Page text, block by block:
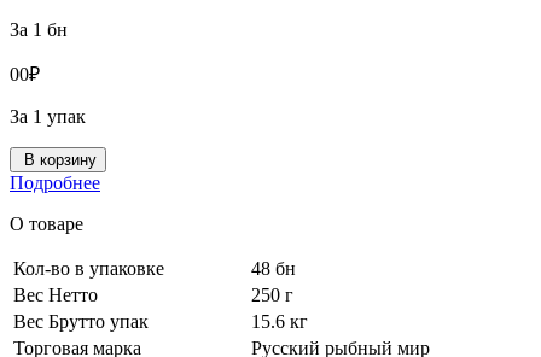
За 1 бн
00₽
За 1 упак
В корзину
Подробнее
О товаре
Кол-во в упаковке
48 бн
Вес Нетто
250 г
Вес Брутто упак
15.6 кг
Торговая марка
Русский рыбный мир